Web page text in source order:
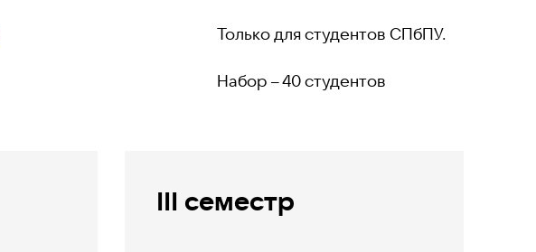
Только для студентов СПбПУ.
Набор – 40 студентов
III семестр